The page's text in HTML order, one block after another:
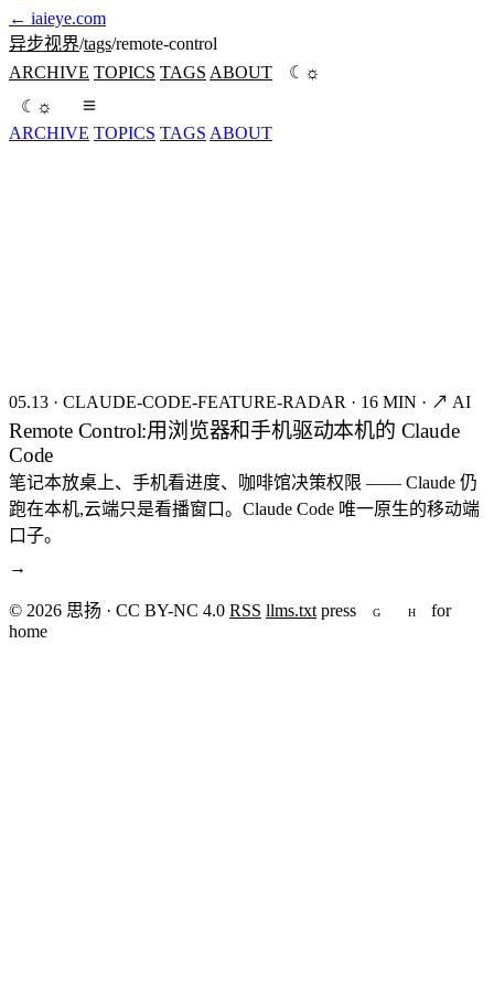
← iaieye.com
异步视界/tags/remote-control
ARCHIVE TOPICS TAGS ABOUT ☾ ☼
☾ ☼
ARCHIVE TOPICS TAGS ABOUT
05.13 · CLAUDE-CODE-FEATURE-RADAR · 16 MIN · ↗ AI
Remote Control:用浏览器和手机驱动本机的 Claude
Code
笔记本放桌上、手机看进度、咖啡馆决策权限 —— Claude 仍
跑在本机,云端只是看播窗口。Claude Code 唯一原生的移动端
口子。
→
© 2026 思扬 · CC BY-NC 4.0 RSS llms.txt press G H
for
home